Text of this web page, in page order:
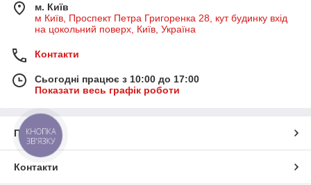
м. Київ
м Київ, Проспект Петра Григоренка 28, кут будинку вхід
на цокольний поверх, Київ, Україна
Контакти
Сьогодні працює з 10:00 до 17:00
Показати весь графік роботи
Про нас
Контакти
КНОПКА
ЗВ'ЯЗКУ